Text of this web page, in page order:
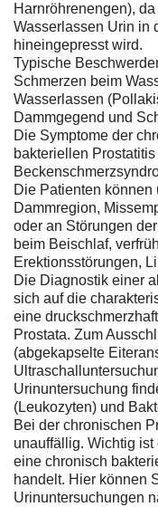
Harnröhrenengen),
Wasserlassen Urin in
hineingepresst wird.
Typische
Schmerzen beim
Wasserlassen
Dammgegend und
Die Symptome der
bakteriellen
Die Patienten können
Dammregion,
oder an Störungen
beim Beischlaf,
Erektionsstörungen,
Die Diagnostik einer
sich auf die
eine
Prostata. Zum
(abgekapselte
Urinuntersuchung
(Leukozyten) und
Bei der chronischen
unauffällig. Wichtig
eine chronisch
handelt. Hier können
Urinuntersuchungen